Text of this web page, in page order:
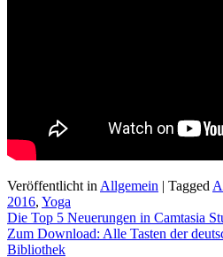
Veröffentlicht inAllgemein | Tagged
2016, Yoga
Beitragsnavigation
Die Top 5 Neuerungen in Camtasia
Zum Download: Alle Tasten der
Bibliothek